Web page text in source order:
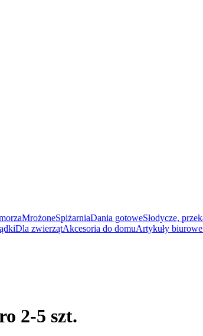
MrożoneSpiżarniaDania gotoweSłodycze,
Dla zwierzątAkcesoria do domuArtykuły
2-5 szt.